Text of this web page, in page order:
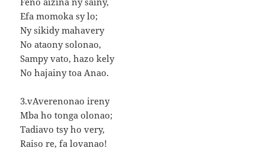
Efa momoka sy lo;
Ny sikidy mahavery
No ataony solonao,
Sampy vato, hazo kely
No hajainy toa Anao.
3.vAverenonao ireny
Mba ho tonga olonao;
Tadiavo tsy ho very,
Raiso re, fa lovanao!